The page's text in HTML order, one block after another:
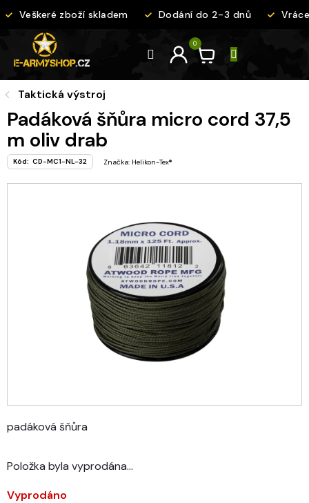
na
Veškeré zboží skladem Dodání do 2-3 dnů
Taktická výstroj
Padáková šňůra micro cord 37,5
m oliv drab
Kód: CD-MC1-NL-32 Značka: Helikon-Tex®
Položka byla vyprodána…
padáková šňůra
Vyprodáno